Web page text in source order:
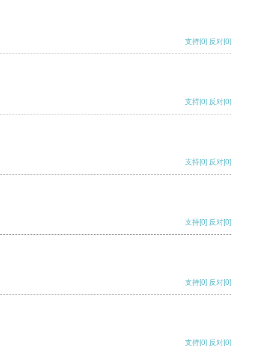
支持[0] 反对[0]
支持[0] 反对[0]
支持[0] 反对[0]
支持[0] 反对[0]
支持[0] 反对[0]
支持[0] 反对[0]